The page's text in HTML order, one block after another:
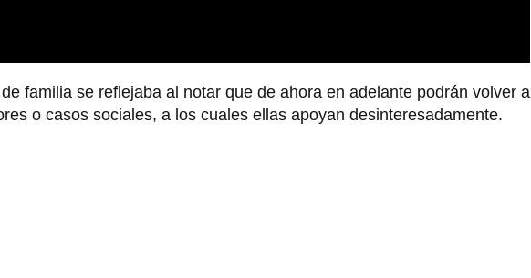
familia se reflejaba al notar que de ahora en adelante podrán volver a
o casos sociales, a los cuales ellas apoyan desinteresadamente.